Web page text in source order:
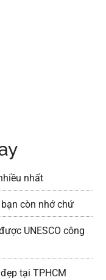
nhất
còn nhớ chứ
UNESCO công
tại TPHCM